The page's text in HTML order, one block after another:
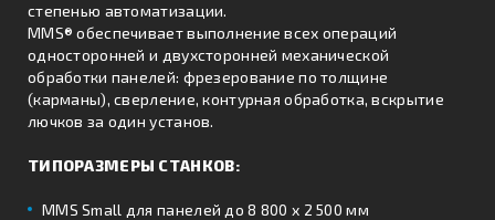
степенью автоматизации.
MMS® обеспечивает выполнение всех операций
односторонней и двухсторонней механической
обработки панелей: фрезерование по толщине
(карманы), сверление, контурная обработка, вскрытие
лючков за один установ.
ТИПОРАЗМЕРЫ СТАНКОВ:
MMS Small для панелей до 8 800 х 2 500 мм